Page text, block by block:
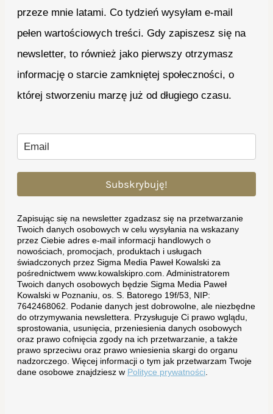
przeze mnie latami. Co tydzień wysyłam e-mail
pełen wartościowych treści. Gdy zapiszesz się na
newsletter, to również jako pierwszy otrzymasz
informację o starcie zamkniętej społeczności, o
której stworzeniu marzę już od długiego czasu.
Subskrybuję!
Zapisując się na newsletter zgadzasz się na przetwarzanie
Twoich danych osobowych w celu wysyłania na wskazany
przez Ciebie adres e-mail informacji handlowych o
nowościach, promocjach, produktach i usługach
świadczonych przez Sigma Media Paweł Kowalski za
pośrednictwem www.kowalskipro.com. Administratorem
Twoich danych osobowych będzie Sigma Media Paweł
Kowalski w Poznaniu, os. S. Batorego 19f/53, NIP:
7642468062. Podanie danych jest dobrowolne, ale niezbędne
do otrzymywania newslettera. Przysługuje Ci prawo wglądu,
sprostowania, usunięcia, przeniesienia danych osobowych
oraz prawo cofnięcia zgody na ich przetwarzanie, a także
prawo sprzeciwu oraz prawo wniesienia skargi do organu
nadzorczego. Więcej informacji o tym jak przetwarzam Twoje
dane osobowe znajdziesz w Polityce prywatności